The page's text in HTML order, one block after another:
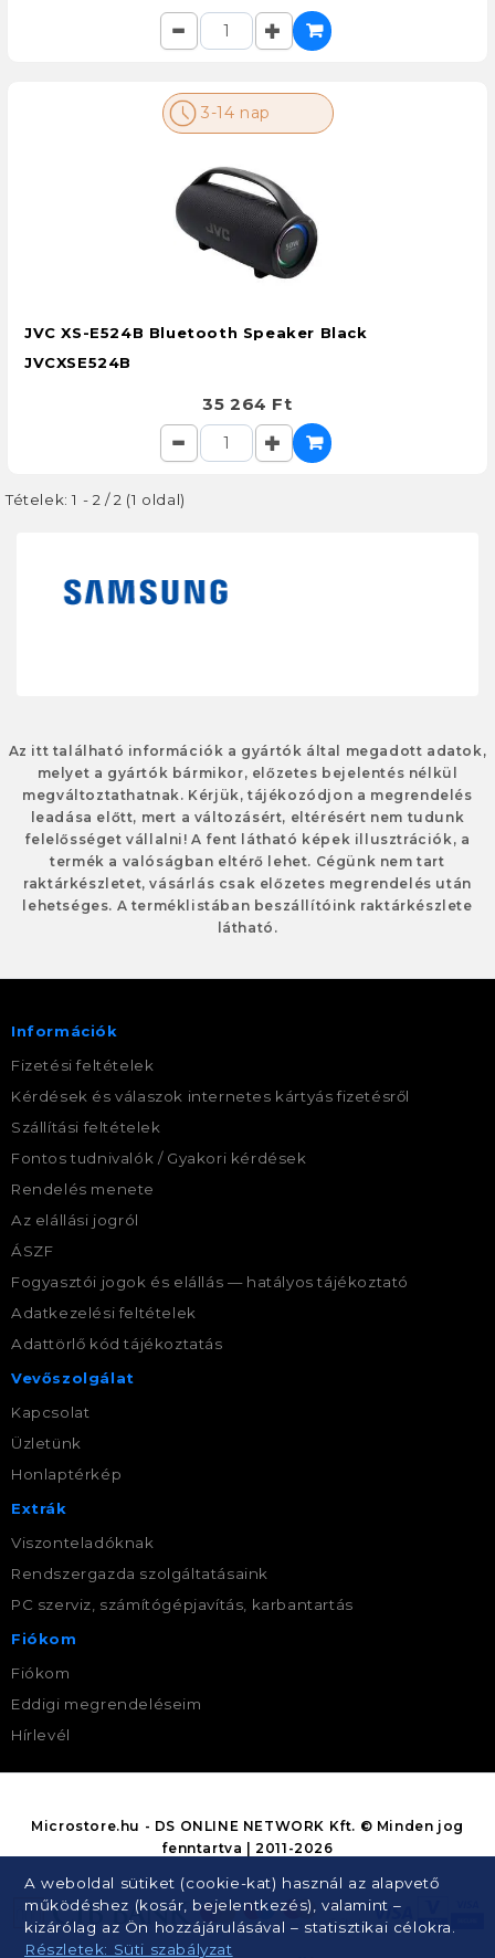
3-14 nap
JVC XS-E524B Bluetooth Speaker Black
JVCXSE524B
35 264 Ft
Tételek: 1 - 2 / 2 (1 oldal)
Az itt található információk a gyártók által megadott adatok,
melyet a gyártók bármikor, előzetes bejelentés nélkül
megváltoztathatnak. Kérjük, tájékozódjon a megrendelés
leadása előtt, mert a változásért, eltérésért nem tudunk
felelősséget vállalni! A fent látható képek illusztrációk, a
termék a valóságban eltérő lehet. Cégünk nem tart
raktárkészletet, vásárlás csak előzetes megrendelés után
lehetséges. A terméklistában beszállítóink raktárkészlete
látható.
Információk
Fizetési feltételek
Kérdések és válaszok internetes kártyás fizetésről
Szállítási feltételek
Fontos tudnivalók / Gyakori kérdések
Rendelés menete
Az elállási jogról
ÁSZF
Fogyasztói jogok és elállás — hatályos tájékoztató
Adatkezelési feltételek
Adattörlő kód tájékoztatás
Vevőszolgálat
Kapcsolat
Üzletünk
Honlaptérkép
Extrák
Viszonteladóknak
Rendszergazda szolgáltatásaink
PC szerviz, számítógépjavítás, karbantartás
Fiókom
Fiókom
Eddigi megrendeléseim
Hírlevél
A weboldal sütiket (cookie-kat) használ az alapvető
működéshez (kosár, bejelentkezés), valamint –
kizárólag az Ön hozzájárulásával – statisztikai célokra.
Részletek: Süti szabályzat
Microstore.hu - DS ONLINE NETWORK Kft. © Minden jog
fenntartva | 2011-2026